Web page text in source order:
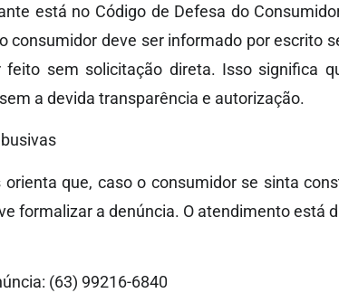
está no Código de Defesa do
consumidor deve ser informado por escrito
feito sem solicitação direta. Isso significa
a devida transparência e autorização.
orienta que, caso o consumidor se sinta
formalizar a denúncia. O atendimento está
(63) 99216-6840